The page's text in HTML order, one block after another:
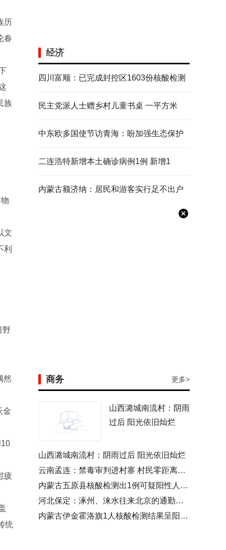
历
春
族
文
利
野
然
金
疲
统
经济
四川富顺：已完成封控区1603份核酸检测
民主党派人士赠乡村儿童书桌 一平方米
中东欧多国使节访青海：盼加强生态保护
二连浩特新增本土确诊病例1例 新增1
内蒙古额济纳：居民和游客实行足不出户
商务 更多>
山西潞城南流村：阴雨
过后 阳光依旧灿烂
山西潞城南流村：阴雨过后 阳光依旧灿烂
云南孟连：禁毒审判进村寨 村民零距离看庭审
内蒙古五原县核酸检测出1例可疑阳性人员 经复核呈阳性
河北保定：涿州、涞水往来北京的通勤人员需持单位证明
内蒙古伊金霍洛旗1人核酸检测结果呈阳性 为运煤司机